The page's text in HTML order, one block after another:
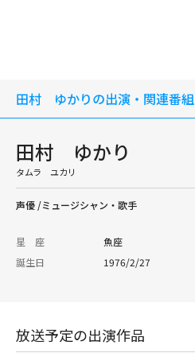
田村 ゆかりの出演・関連番組
田村 ゆかり
タムラ ユカリ
声優 /ミュージシャン・歌手
星 座
魚座
誕生日
1976/2/27
放送予定の出演作品